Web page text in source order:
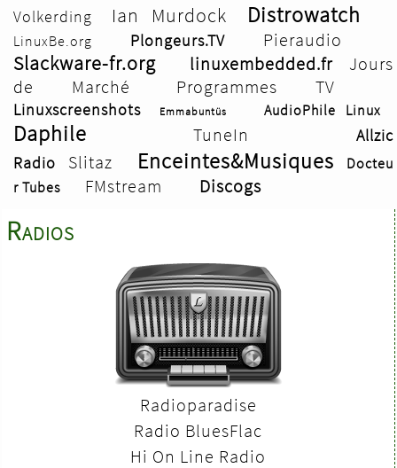
Radios
Radioparadise
Radio BluesFlac
Hi On Line Radio
Volkerding
Ian Murdock Distrowatch
LinuxBe.org Plongeurs.TV Pieraudio
Slackware-fr.org linuxembedded.fr
Jours
de Marché
Programmes TV
Linuxscreenshots Emmabuntüs AudioPhile Linux
Daphile TuneIn
Allzic
Radio
Slitaz Enceintes&Musiques
Docteu
r Tubes
FMstream Discogs